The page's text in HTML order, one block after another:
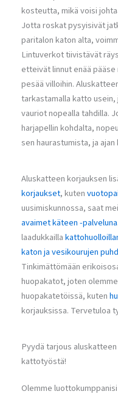
kosteutta, mikä voisi
Jotta roskat pysyisivät
paritalon katon alta,
Lintuverkot tiivistävät
etteivät linnut enää
pesää villoihin.
tarkastamalla katto
vauriot nopealla tahdilla.
harjapellin kohdalta,
sen haurastumista, ja
Aluskatteen korjauksen
korjaukset, kuten
uusimiskunnossa, saat
avaimet käteen -palveluna
laadukkailla
katon ja vesikourujen
Tinkimättömään
huopakatot, joten
huopakatetöissä, kuten
korjauksissa. Tervetuloa
Pyydä tarjous
kattotyöstä!
Olemme